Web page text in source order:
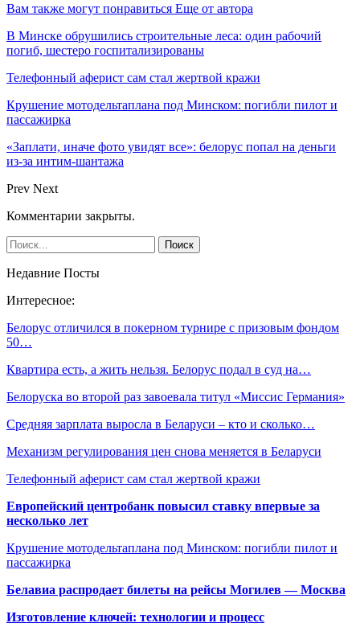
Вам также могут понравиться Еще от автора
В Минске обрушились строительные леса: один рабочий
погиб, шестеро госпитализированы
Телефонный аферист сам стал жертвой кражи
Крушение мотодельтаплана под Минском: погибли пилот и
пассажирка
«Заплати, иначе фото увидят все»: белорус попал на деньги
из-за интим-шантажа
Prev Next
Комментарии закрыты.
Недавние Посты
Интересное:
Белорус отличился в покерном турнире с призовым фондом
50…
Квартира есть, а жить нельзя. Белорус подал в суд на…
Белоруска во второй раз завоевала титул «Миссис Германия»
Средняя зарплата выросла в Беларуси – кто и сколько…
Механизм регулирования цен снова меняется в Беларуси
Телефонный аферист сам стал жертвой кражи
Европейский центробанк повысил ставку впервые за
несколько лет
Крушение мотодельтаплана под Минском: погибли пилот и
пассажирка
Белавиа распродает билеты на рейсы Могилев — Москва
Изготовление ключей: технологии и процесс